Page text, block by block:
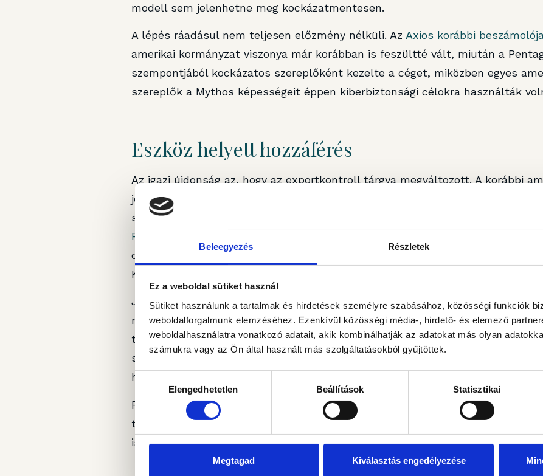
Beleegyezés Részletek
Ez a weboldal sütiket használ
Sütiket használunk a tartalmak és hirdetések személyre szabásához, közösségi funkciók
weboldalforgalmunk elemzéséhez. Ezenkívül közösségi média-, hirdető- és elemező
weboldalhasználatra vonatkozó adatait, akik kombinálhatják az adatokat más olyan
számukra vagy az Ön által használt más szolgáltatásokból gyűjtöttek.
Hozzájárulás
kiválasztásaElengedhetetlen Beállítások Statisztikai
Megtagad Kiválasztás engedélyezése
modell sem jelenhetne meg kockázatmentesen.
A lépés ráadásul nem teljesen előzmény nélküli. Az Axios korábbi
amerikai kormányzat viszonya már korábban is feszültté vált, miután a
szempontjából kockázatos szereplőként kezelte a céget, miközben egyes
szereplők a Mythos képességeit éppen kiberbiztonsági célokra használták
Eszköz helyett hozzáférés
Az igazi újdonság az, hogy az exportkontroll tárgya megváltozott. A korábbi
jellemzően valamilyen megfogható vagy átadható technológiai elemet
szabályok például a fejlett Nvidia-chipek Kínába irányuló kivitelét korlátozták.
Rule
digitális „eszközt”, amelyet le lehet tölteni és saját infrastruktúrán futtatni.
Kereskedelmi Minisztérium 2025 májusában
Június 12. azonban más típusú precedens. Itt nem egy chip, nem egy szerver
modell-súly volt a közvetlen tárgy, hanem a hozzáférés egy már működő
technikailag a helyén maradt, csak használni nem lehetett többé. Mivel a
személyéhez – pontosabban állampolgárságához – kötődött, nem pedig a
helyéhez, a hatás azonnal globálissá vált.
Pontosan ez teszi precedensértékűvé az ügyet. Egy csúcs AI-modell
technológiai vagy kapacitásbeli okok miatt válhat elérhetetlenné, hanem
is, a szolgáltató közvetlen üzleti szándékával szemben.